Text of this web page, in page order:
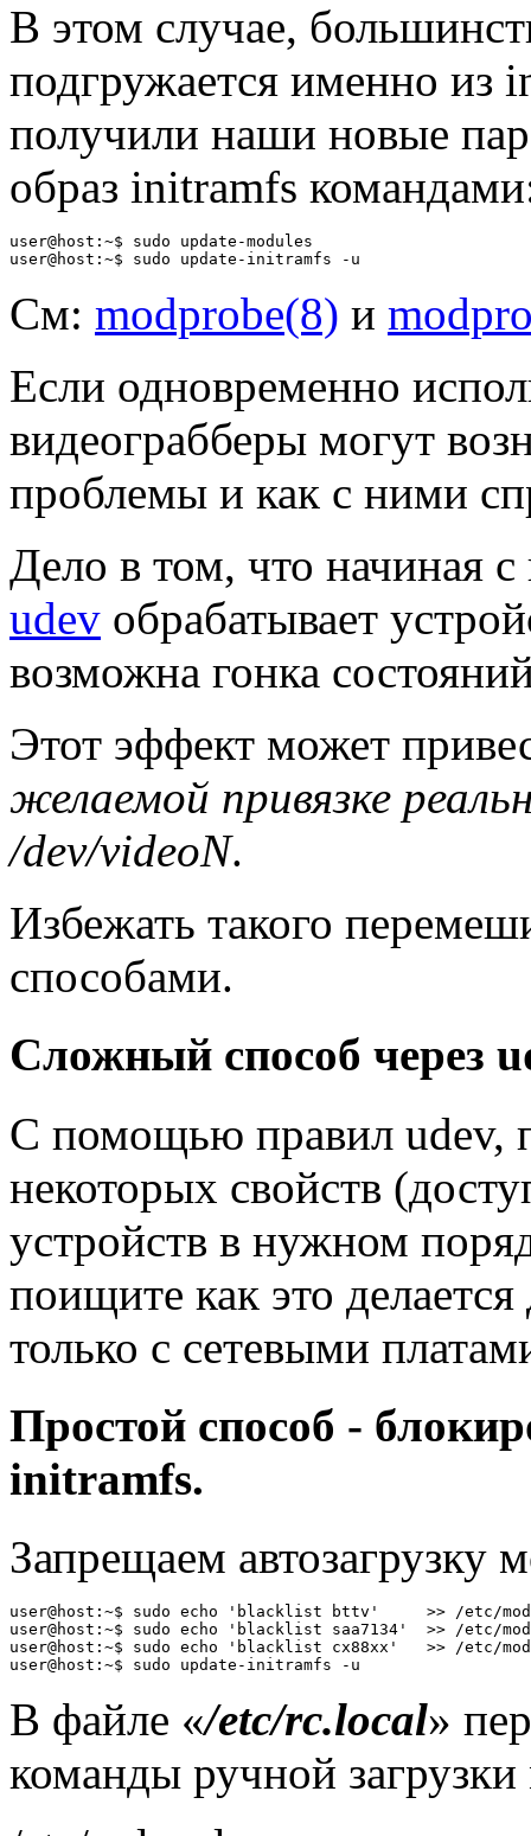
В этом случае,
подгружается именно из
получили наши новые
образ initramfs
user@host:~$ sudo update-modules
См: modprobe(8) и
Если одновременно
видеограбберы могут
проблемы и как с ними
Дело в том, что начиная
udev обрабатывает
возможна гонка
Этот эффект может
желаемой привязке
/dev/videoN.
Избежать такого
способами.
Cложный способ через
C помощью правил udev,
некоторых свойств
устройств в нужном
поищите как это
только с сетевыми
Простой способ -
initramfs.
Запрещаем автозагрузку
user@host:~$ sudo echo 'blacklist bttv'     >> /etc/
user@host:~$ sudo echo 'blacklist saa7134'  >> /etc/
user@host:~$ sudo echo 'blacklist cx88xx'   >> /etc/
В файле «/etc/rc.local»
команды ручной